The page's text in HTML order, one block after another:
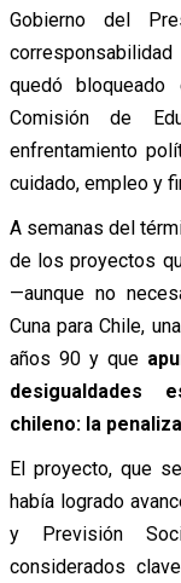
Gobierno del
quedó
Comisión de
enfrentamiento
cuidado, empleo y
A semanas del
de los proyectos
—aunque no
Cuna para Chile,
años 90 y que
desigualdades
chileno: la
El proyecto, que
había logrado
y Previsión
considerados